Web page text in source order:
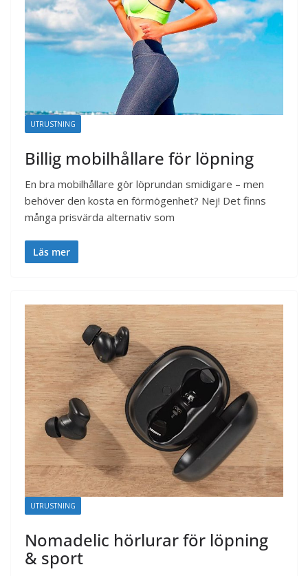
UTRUSTNING
Billig mobilhållare för löpning
En bra mobilhållare gör löprundan smidigare – men
behöver den kosta en förmögenhet? Nej! Det finns
många prisvärda alternativ som
Läs mer
UTRUSTNING
Nomadelic hörlurar för löpning
& sport